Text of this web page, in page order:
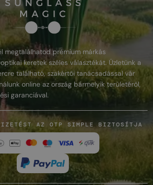
megtalálhatod prémium márkás
keretek széles választékát. Üzletünk a
található, szakértői tanácsadással vár
online az ország bármelyik területéről,
garanciával.
AZ OTP SIMPLE BIZTOSÍTJA